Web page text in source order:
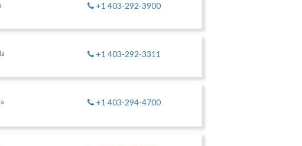
+1 403-292-3900
+1 403-292-3311
+1 403-294-4700